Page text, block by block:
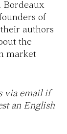
Bordeaux
of
authors
the
market
via emailif
an English